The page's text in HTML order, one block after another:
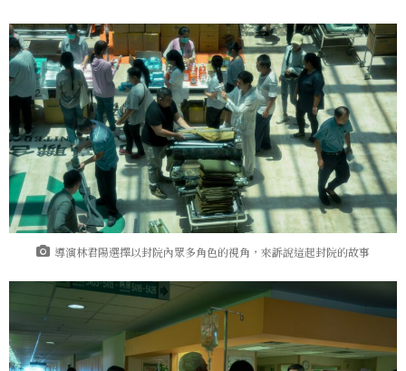
導演林君陽選擇以封院內眾多角色的視角，來訴說這起封院的故事